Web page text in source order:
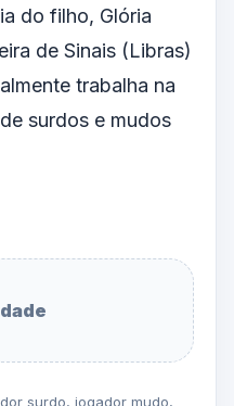
do filho, Glória
de Sinais (Libras)
trabalha na
surdos e mudos
surdo, jogador mudo,